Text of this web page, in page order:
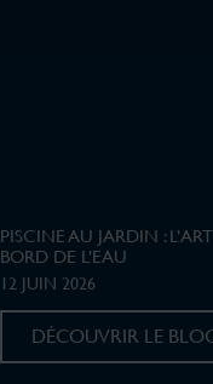
PISCINE AU JARDIN :
BORD DE L’EAU
12 JUIN 2026
DÉCOUVRIR LE